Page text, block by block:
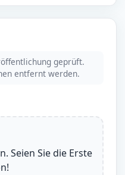
geprüft.
entfernt werden.
Seien Sie die Erste